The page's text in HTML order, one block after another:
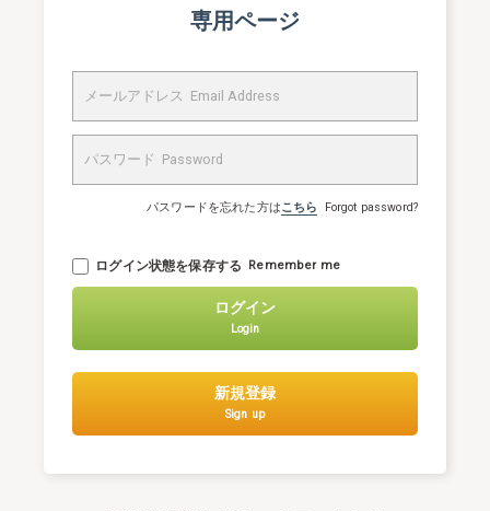
専用ページ
パスワードを忘れた方はこちら Forgot password?
ログイン状態を保存する Remember me
ログイン
Login
新規登録
Sign up